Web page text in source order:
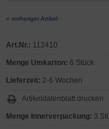
« vorheriger Artikel
Art.Nr.: 112410
Menge Umkarton: 6 Stück
Lieferzeit: 2-6 Wochen
Artikeldatenblatt drucken
Menge Innerverpackung: 3